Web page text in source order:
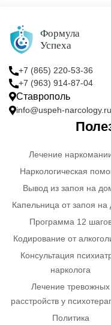
+7 (865) 220-53-36
+7 (963) 914-87-04
Ставрополь
info@uspeh-narcology.ru
Лечение
Наркологическая
Вывод из запоя на
Капельница от запоя на
Программа 12
Кодирование от
Консультация
нарколога
Лечение тревожных
расстройств у
Политика